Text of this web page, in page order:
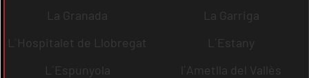
La Granada
La Garriga
L´Hospitalet de Llobregat
L´Estany
L´Espunyola
l´Ametlla del Vallès